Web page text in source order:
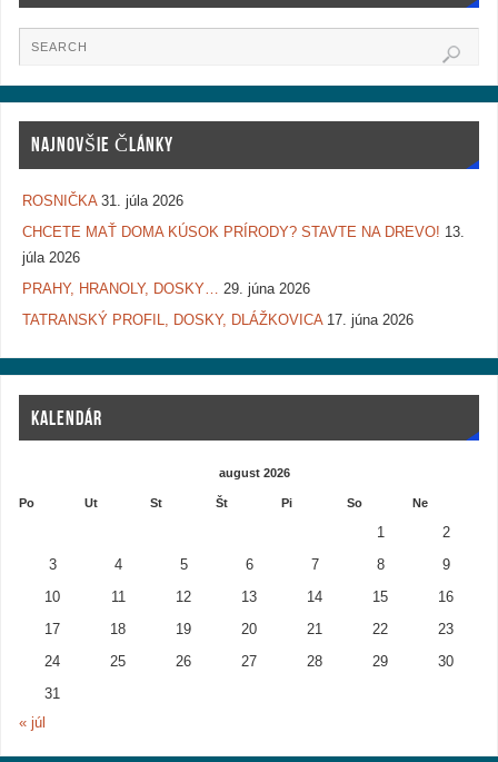
NAJNOVŠIE ČLÁNKY
ROSNIČKA 31. júla 2026
CHCETE MAŤ DOMA KÚSOK PRÍRODY? STAVTE NA DREVO! 13.
júla 2026
PRAHY, HRANOLY, DOSKY… 29. júna 2026
TATRANSKÝ PROFIL, DOSKY, DLÁŽKOVICA 17. júna 2026
KALENDÁR
august 2026
Po Ut St Št Pi So Ne
1 2
3 4 5 6 7 8 9
10 11 12 13 14 15 16
17 18 19 20 21 22 23
24 25 26 27 28 29 30
31
« júl